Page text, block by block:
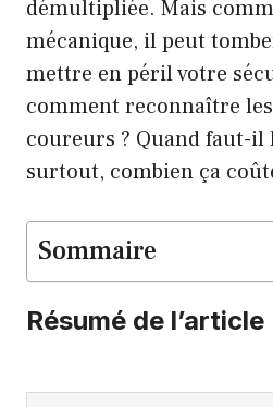
démultipliée. Mais
mécanique, il peut
mettre en péril votre
comment reconnaître
coureurs ? Quand faut-il
surtout, combien ça
Sommaire
Résumé de l’article